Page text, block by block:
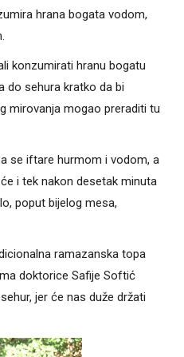
hrana bogata vodom,
konzumirati hranu bogatu
do sehura kratko da bi
mirovanja mogao preraditi tu
se iftare hurmom i vodom, a
i tek nakon desetak minuta
poput bijelog mesa,
ramazanska topa
doktorice Safije Softić
jer će nas duže držati